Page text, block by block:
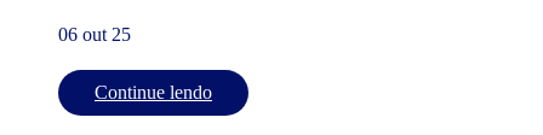
06 out 25
Continue lendo